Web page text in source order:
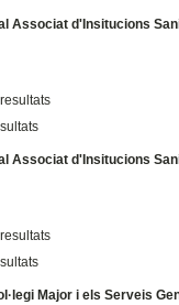
Associat d'Insitucions
Associat d'Insitucions
Major i els Serveis